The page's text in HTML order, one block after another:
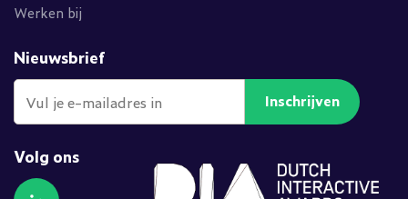
Werken bij
Nieuwsbrief
Inschrijven
Volg ons